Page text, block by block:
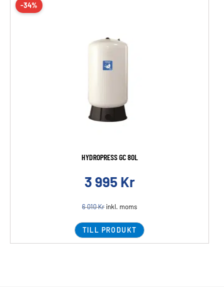
-34%
HYDROPRESS GC 80L
3 995 Kr
6 010Kr inkl. moms
TILL PRODUKT